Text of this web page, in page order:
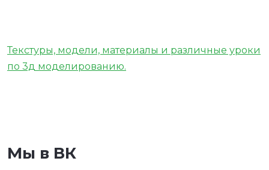
Текстуры, модели, материалы и различные уроки
по 3д моделированию.
Мы в ВК